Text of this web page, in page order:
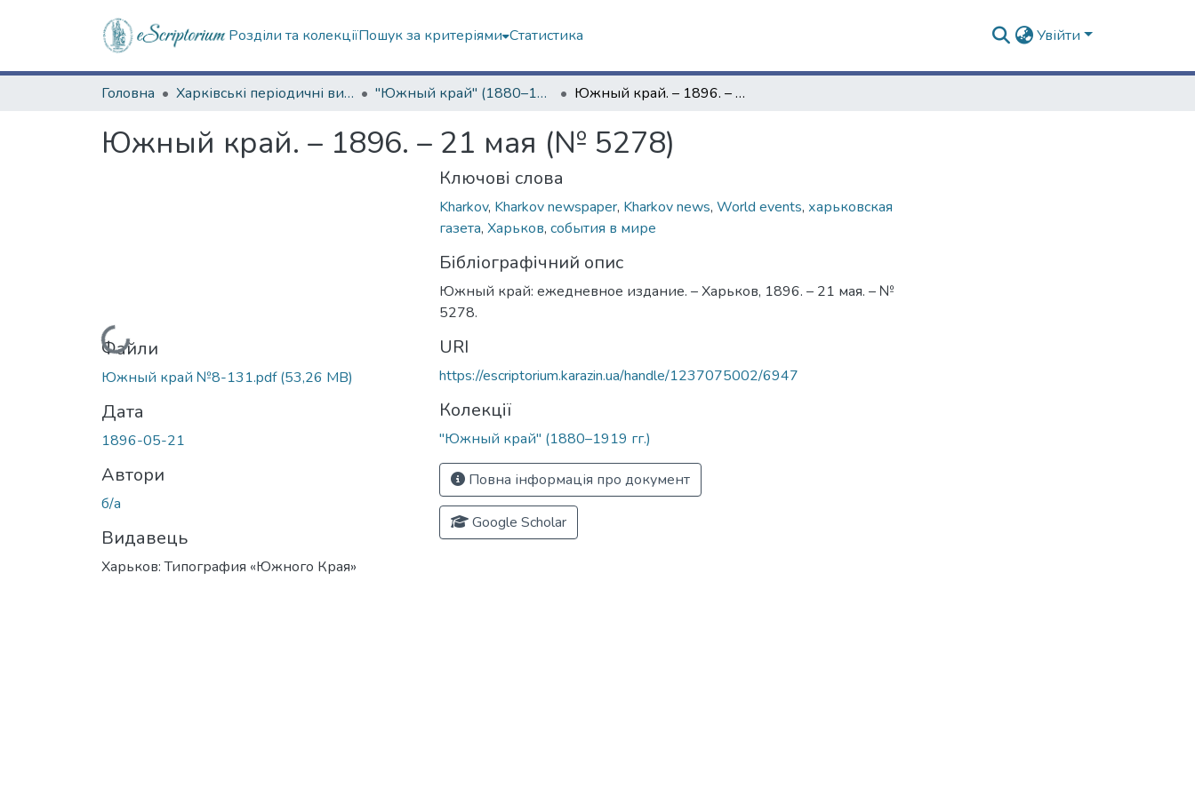
Розділи та колекціїПошук за критеріями Статистика Увійти
Головна Харківські періодичні видання "Южный край" (1880–1919 гг.) Южный край. – 1896. – 21 мая (№ 5278)
Южный край. – 1896. – 21 мая (№ 5278)
Вантажиться...
Файли
Южный край №8-131.pdf(53,26 MB)
Дата
1896-05-21
Автори
б/а
Видавець
Харьков: Типография «Южного Края»
Ключові слова
Kharkov, Kharkov newspaper, Kharkov news, World events, харьковская
газета, Харьков, события в мире
Бібліографічний опис
Южный край: ежедневное издание. – Харьков, 1896. – 21 мая. – №
5278.
URI
https://escriptorium.karazin.ua/handle/1237075002/6947
Колекції
"Южный край" (1880–1919 гг.)
Повна інформація про документ
Google Scholar